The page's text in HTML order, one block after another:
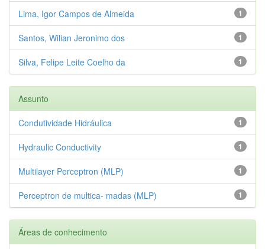
1
Lima, Igor Campos de Almeida
1
Santos, Wilian Jeronimo dos
1
Silva, Felipe Leite Coelho da
Assunto
1
Condutividade Hidráulica
1
Hydraulic Conductivity
1
Multilayer Perceptron (MLP)
1
Perceptron de multica- madas (MLP)
Áreas de conhecimento